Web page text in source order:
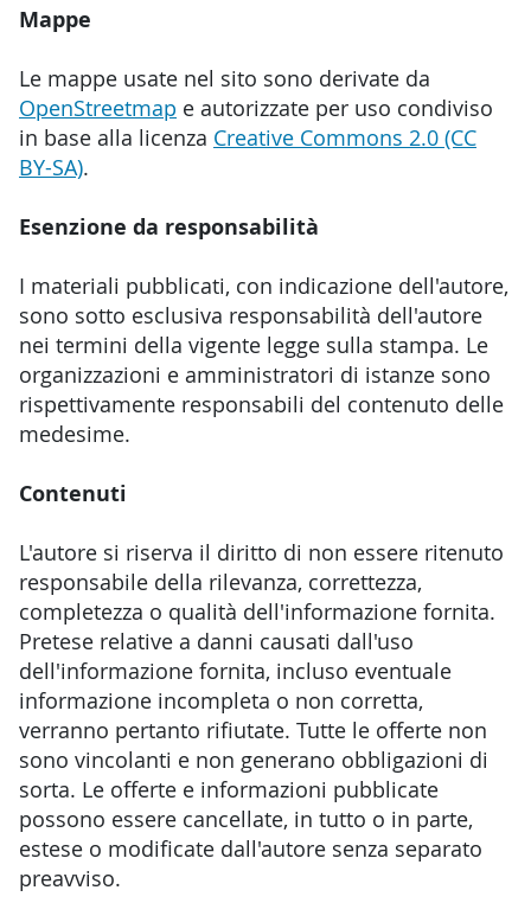
Mappe
Le mappe usate nel sito sono derivate da
OpenStreetmap e autorizzate per uso condiviso
in base alla licenza Creative Commons 2.0 (CC
BY-SA).
Esenzione da responsabilità
I materiali pubblicati, con indicazione dell'autore,
sono sotto esclusiva responsabilità dell'autore
nei termini della vigente legge sulla stampa. Le
organizzazioni e amministratori di istanze sono
rispettivamente responsabili del contenuto delle
medesime.
Contenuti
L'autore si riserva il diritto di non essere ritenuto
responsabile della rilevanza, correttezza,
completezza o qualità dell'informazione fornita.
Pretese relative a danni causati dall'uso
dell'informazione fornita, incluso eventuale
informazione incompleta o non corretta,
verranno pertanto rifiutate. Tutte le offerte non
sono vincolanti e non generano obbligazioni di
sorta. Le offerte e informazioni pubblicate
possono essere cancellate, in tutto o in parte,
estese o modificate dall'autore senza separato
preavviso.